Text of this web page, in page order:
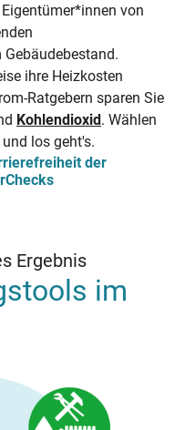
von
ihre Heizkosten
Ratgebern sparen Sie
Kohlendioxid. Wählen
los geht's.
der
Ergebnis
im